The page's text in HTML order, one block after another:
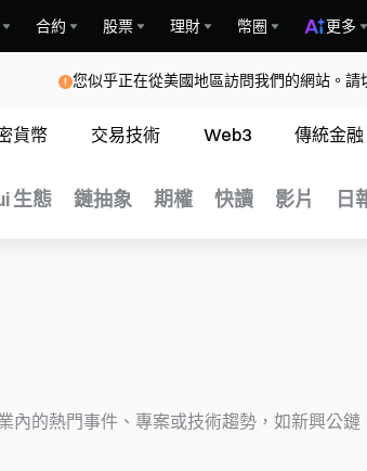
合約 股票 理財 幣圈 更多
您似乎正在從美國地區訪問我們的網站。
貨幣 交易技術 Web3 傳統金融
生態 鏈抽象 期權 快讀 影片 日
內的熱門事件、專案或技術趨勢，如新興公